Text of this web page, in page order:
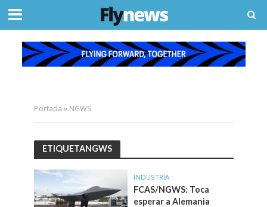
Portada » NGWS
ETIQUETANGWS
INDUSTRIA
FCAS/NGWS: Toca
esperar a Alemania